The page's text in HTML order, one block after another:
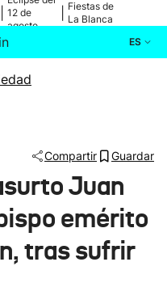
12 de
agosto
Fiestas de
La Blanca
ES
Compartir Guardar
Juan
emérito
tras sufrir